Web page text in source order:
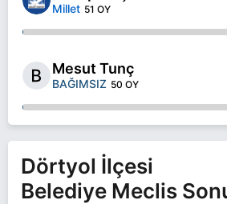
Millet 51 OY
Mesut Tunç
BAĞIMSIZ 50 OY
Dörtyol İlçesi
Belediye Meclis